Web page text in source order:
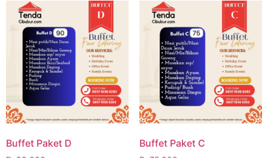
Buffet Paket D Buffet Paket C